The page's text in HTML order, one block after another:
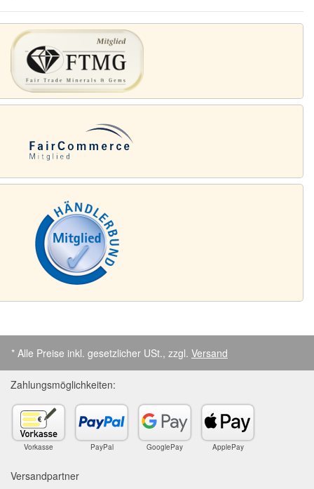
* Alle Preise inkl. gesetzlicher USt., zzgl. Versand
Zahlungsmöglichkeiten:
Vorkasse PayPal GooglePay ApplePay
Versandpartner